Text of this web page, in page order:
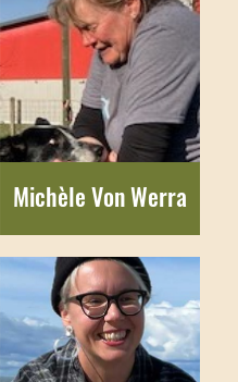
Michèle Von Werra